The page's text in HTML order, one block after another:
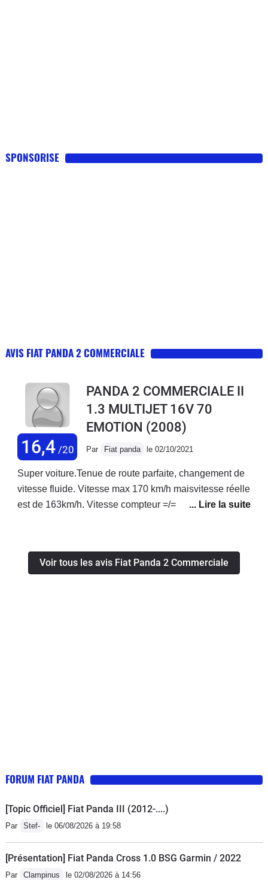
SPONSORISE
AVIS FIAT PANDA 2 COMMERCIALE
16,4/20
PANDA 2 COMMERCIALE II
1.3 MULTIJET 16V 70
EMOTION (2008)
Par Fiat panda le 02/10/2021
Super voiture.Tenue de route parfaite, changement de
vitesse fluide. Vitesse max 170 km/h maisvitesse réelle
est de 163km/h. Vitesse compteur =/= vitesse
d'essence aurait été mieux.On peut se mettre à 5
facile.Le coffret est petit. Mieux en tenue de route
Voir tous les avis Fiat Panda 2 Commerciale
FORUM FIAT PANDA
[Topic Officiel] Fiat Panda III (2012-....)
Par Stef- le 06/08/2026 à 19:58
[Présentation] Fiat Panda Cross 1.0 BSG Garmin / 2022
Par Clampinus le 02/08/2026 à 14:56